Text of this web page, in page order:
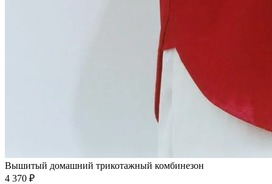
Вышитый домашний трикотажный комбинезон
4 370 ₽